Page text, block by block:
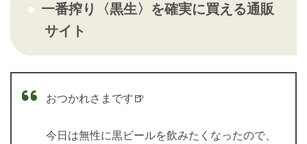
一番搾り〈黒生〉を確実に買える通販
サイト
おつかれさまです🍺
今日は無性に黒ビールを飲みたくなったので、